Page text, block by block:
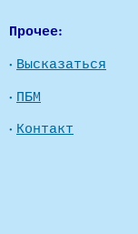
Прочее:
· Высказаться
· ПБМ
· Контакт